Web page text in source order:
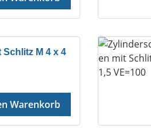
M 4 x 4
Warenkorb